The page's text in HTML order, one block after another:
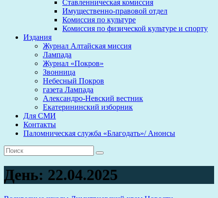
Ставленническая комиссия
Имущественно-правовой отдел
Комиссия по культуре
Комиссия по физической культуре и спорту
Издания
Журнал Алтайская миссия
Лампада
Журнал «Покров»
Звонница
Небесный Покров
газета Лампада
Александро-Невский вестник
Екатерининский изборник
Для СМИ
Контакты
Паломническая служба «Благодать»/ Анонсы
День: 22.04.2025